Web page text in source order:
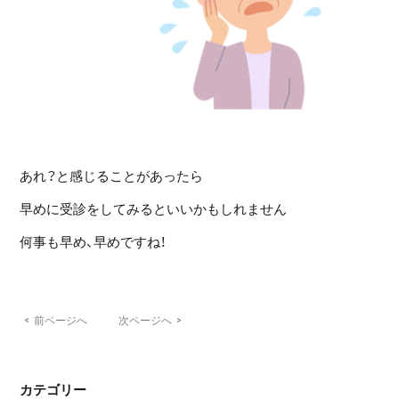
あれ？と感じることがあったら
早めに受診をしてみるといいかもしれません
何事も早め、早めですね！
< 前ページへ 次ページへ >
カテゴリー